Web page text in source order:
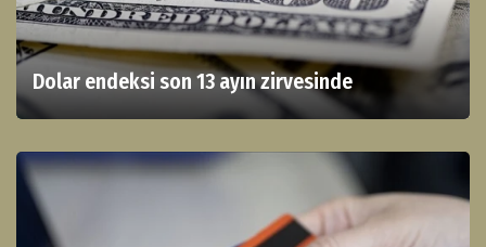
Dolar endeksi son 13 ayın zirvesinde